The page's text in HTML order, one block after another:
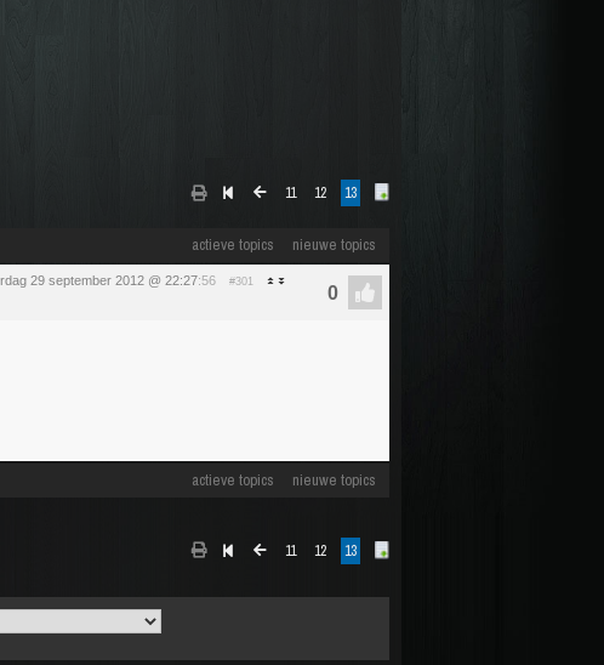
11 12 13
actieve topics nieuwe topics
29 september 2012 @ 22:27:56 #301
actieve topics nieuwe topics
11 12 13